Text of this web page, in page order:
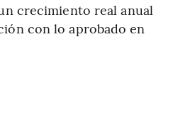
crecimiento real anual
con lo aprobado en